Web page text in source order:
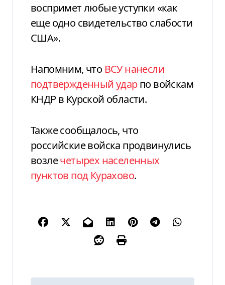
воспримет любые уступки «как
еще одно свидетельство слабости
США».
Напомним, что ВСУ нанесли
подтвержденный ударпо войскам
КНДР в Курской области.
Также сообщалось, что
российские войска продвинулись
возлечетырех населенных
пунктов под Курахово.